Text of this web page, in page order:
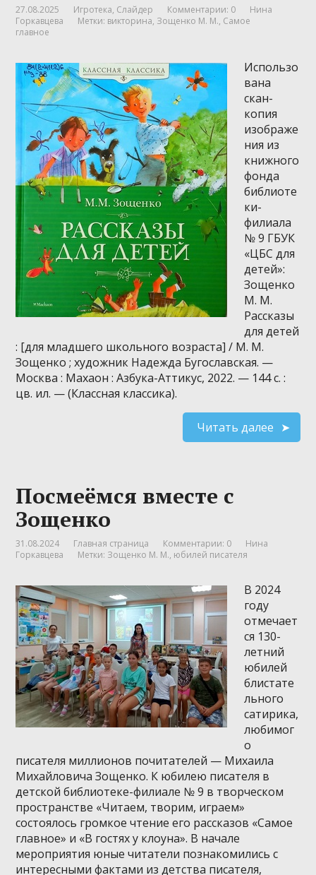
27.08.2025 Игротека, Слайдер Комментарии: 0
Нина
Горкавцева
Метки: викторина, Зощенко М. М., Самое
главное
Использо
вана
скан-
копия
изображе
ния из
книжного
фонда
библиоте
ки-
филиала
№ 9 ГБУК
«ЦБС для
детей»:
Зощенко
М. М.
Рассказы
для детей
: [для младшего школьного возраста] / М. М.
Зощенко ; художник Надежда Бугославская. —
Москва : Махаон : Азбука-Аттикус, 2022. — 144 с. :
цв. ил. — (Классная классика).
Читать далее
Посмеёмся вместе с
Зощенко
31.08.2024 Главная страница Комментарии: 0
Нина
Горкавцева
Метки: Зощенко М. М., юбилей писателя
В 2024
году
отмечает
ся 130-
летний
юбилей
блистате
льного
сатирика,
любимог
о
писателя миллионов почитателей — Михаила
Михайловича Зощенко. К юбилею писателя в
детской библиотеке-филиале № 9 в творческом
пространстве «Читаем, творим, играем»
состоялось громкое чтение его рассказов «Самое
главное» и «В гостях у клоуна». В начале
мероприятия юные читатели познакомились с
интересными фактами из детства писателя,